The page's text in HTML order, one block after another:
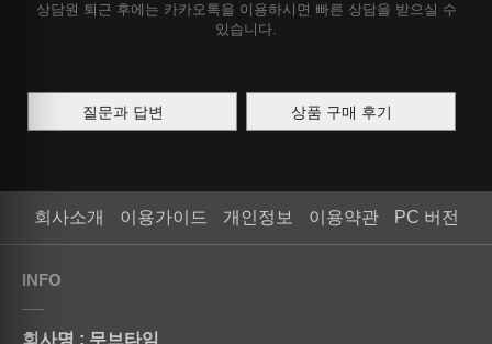
상담원 퇴근 후에는 카카오톡을 이용하시면 빠른 상담을 받으실 수
있습니다.
질문과 답변 상품 구매 후기
회사소개 이용가이드 개인정보 이용약관 PC 버전
INFO
회사명 : 무브타임